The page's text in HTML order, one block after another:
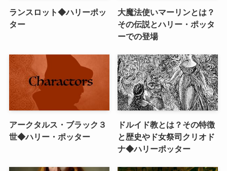
ランスロット◆ハリーポッ
ター
大魔法使いマーリンとは？
その伝説とハリー・ポッタ
ーでの登場
アークタルス・ブラック３
世◆ハリー・ポッター
ドルイド教とは？その特徴
と歴史やド女祭司クリオド
ナ◆ハリーポッター